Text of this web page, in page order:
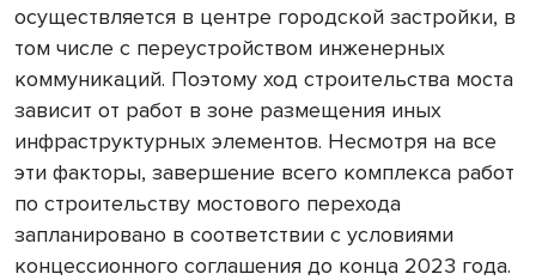
осуществляется в центре городской застройки, в
том числе с переустройством инженерных
коммуникаций. Поэтому ход строительства моста
зависит от работ в зоне размещения иных
инфраструктурных элементов. Несмотря на все
эти факторы, завершение всего комплекса работ
по строительству мостового перехода
запланировано в соответствии с условиями
концессионного соглашения до конца 2023 года.